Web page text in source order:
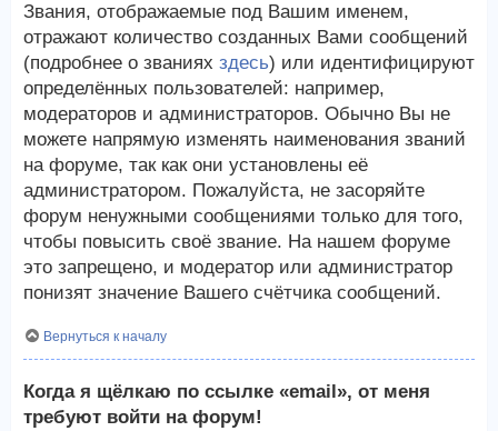
Звания, отображаемые под Вашим именем,
отражают количество созданных Вами сообщений
(подробнее о званиях здесь) или идентифицируют
определённых пользователей: например,
модераторов и администраторов. Обычно Вы не
можете напрямую изменять наименования званий
на форуме, так как они установлены её
администратором. Пожалуйста, не засоряйте
форум ненужными сообщениями только для того,
чтобы повысить своё звание. На нашем форуме
это запрещено, и модератор или администратор
понизят значение Вашего счётчика сообщений.
Вернуться к началу
Когда я щёлкаю по ссылке «email», от меня
требуют войти на форум!